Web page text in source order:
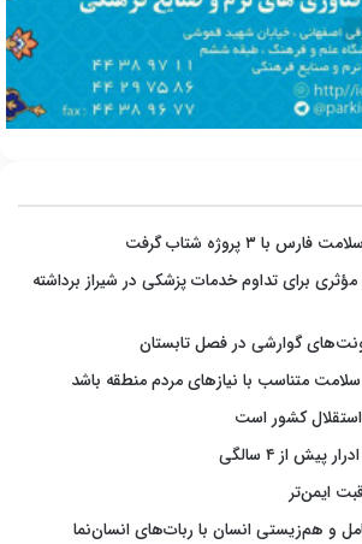
۳ پروژه شتاب گرفت
برای تداوم خدمات پزشکی در شیراز برداشته
گوارشی در فصل تابستان
متناسب با نیازهای مردم منطقه باشد
استقلال کشور است
از ۴ سالگی
ایمن‌تر
و هم‌زیستی انسان با ربات‌های انسان‌نما